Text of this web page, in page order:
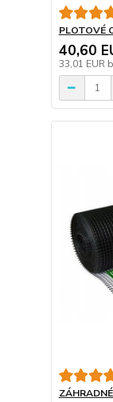
PLOTOVÉ
40,60
33,01 EUR